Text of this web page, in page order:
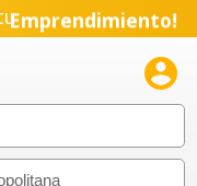
Emprendimiento!
